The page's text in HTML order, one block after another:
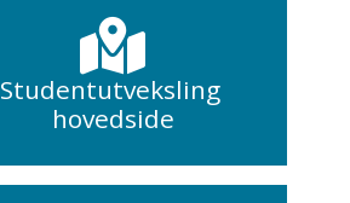
Studentutveksling
hovedside